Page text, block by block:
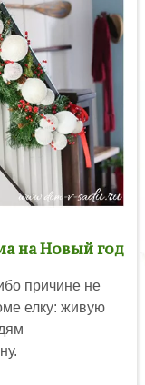
на Новый год
причине не
елку: живую